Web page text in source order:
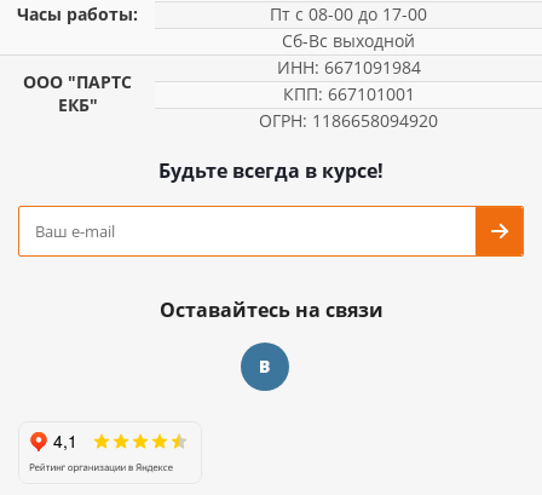
Часы работы:
Пт с 08-00 до 17-00
Сб-Вс выходной
ООО "ПАРТС
ЕКБ"
ИНН: 6671091984
КПП: 667101001
ОГРН: 1186658094920
Будьте всегда в курсе!
Оставайтесь на связи